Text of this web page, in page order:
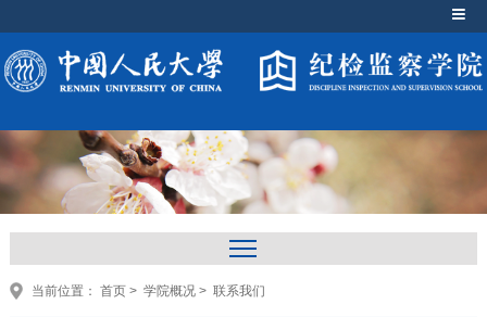
当前位置： 首页> 学院概况> 联系我们